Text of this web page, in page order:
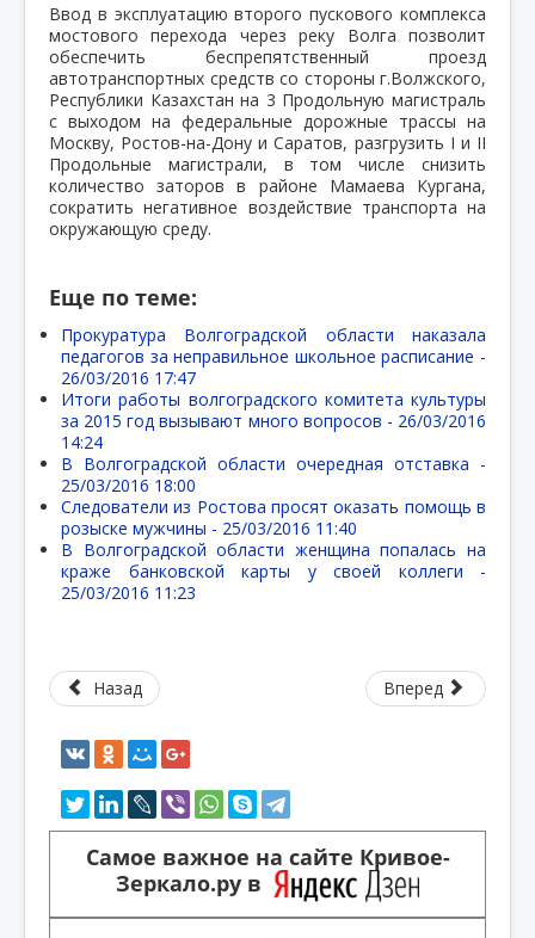
Ввод в эксплуатацию второго пускового комплекса
мостового перехода через реку Волга позволит
обеспечить беспрепятственный проезд
автотранспортных средств со стороны г.Волжского,
Республики Казахстан на 3 Продольную магистраль
с выходом на федеральные дорожные трассы на
Москву, Ростов-на-Дону и Саратов, разгрузить I и II
Продольные магистрали, в том числе снизить
количество заторов в районе Мамаева Кургана,
сократить негативное воздействие транспорта на
окружающую среду.
Еще по теме:
Прокуратура Волгоградской области наказала
педагогов за неправильное школьное расписание -
26/03/2016 17:47
Итоги работы волгоградского комитета культуры
за 2015 год вызывают много вопросов - 26/03/2016
14:24
В Волгоградской области очередная отставка -
25/03/2016 18:00
Следователи из Ростова просят оказать помощь в
розыске мужчины - 25/03/2016 11:40
В Волгоградской области женщина попалась на
краже банковской карты у своей коллеги -
25/03/2016 11:23
Назад Вперед
Самое важное на сайте Кривое-
Зеркало.ру в